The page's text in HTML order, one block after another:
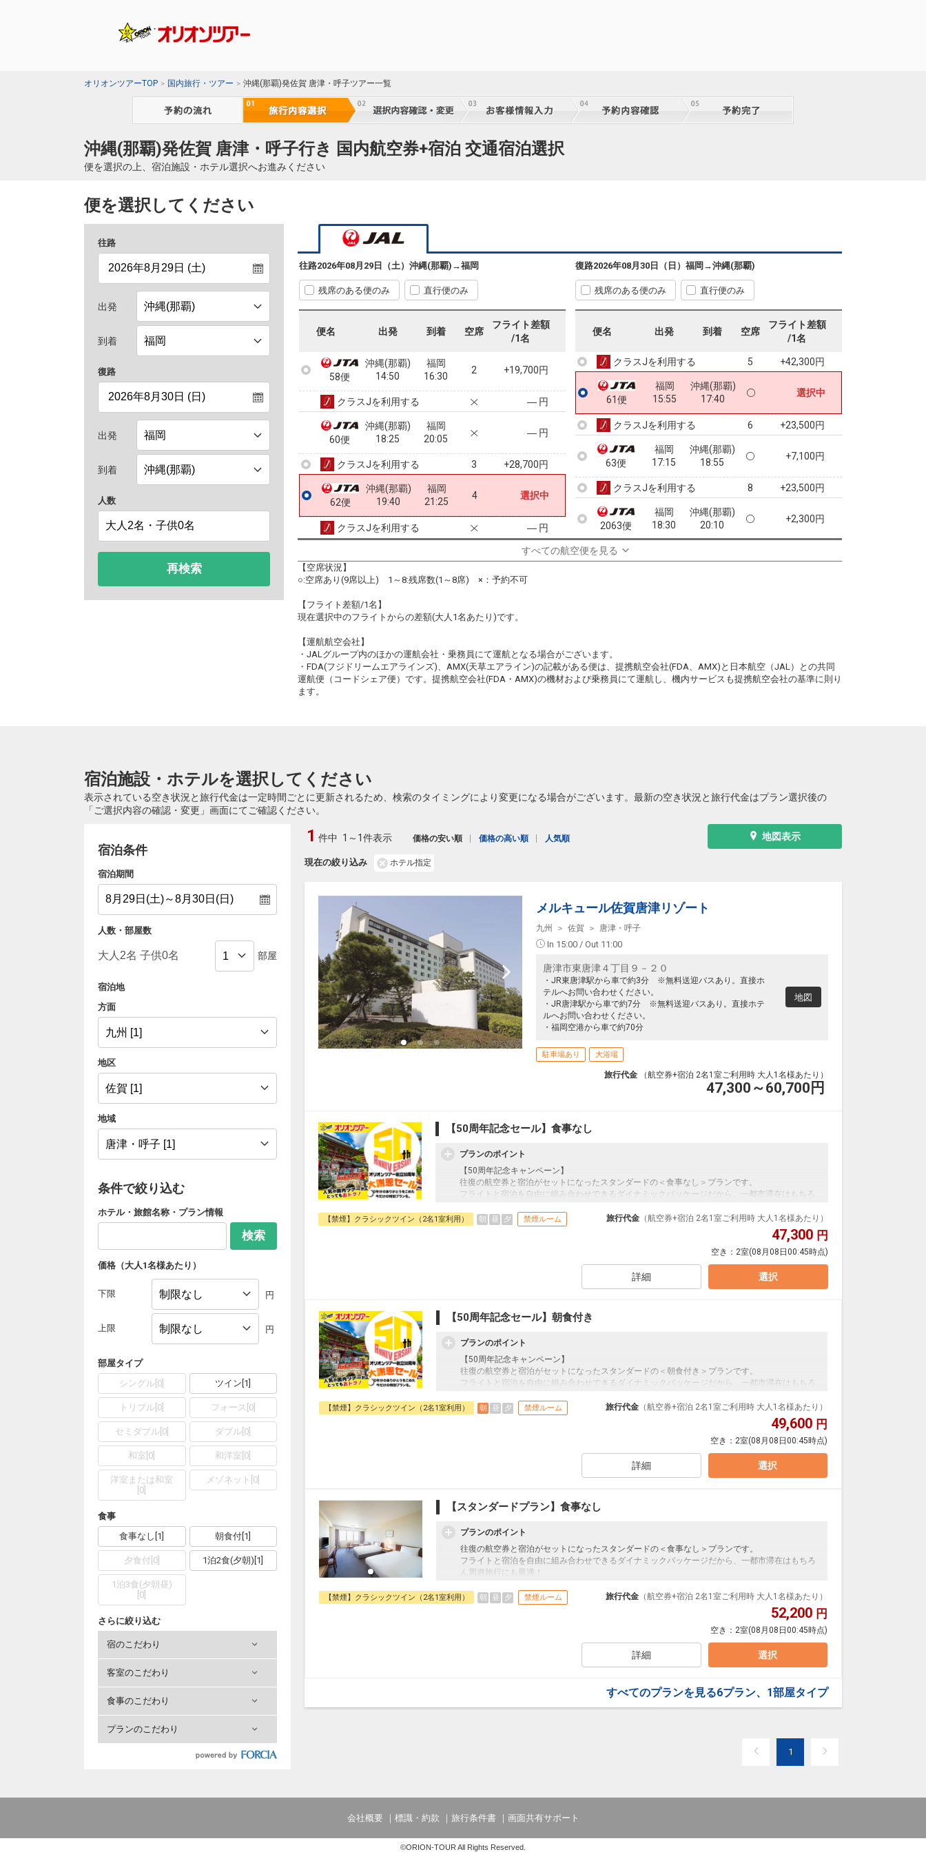
オリオンツアーTOP 国内旅行・ツアー 沖縄(那覇)発佐賀 唐津・呼子ツアー一覧
沖縄(那覇)発佐賀 唐津・呼子行き 国内航空券+宿泊 交通宿泊選択
便を選択の上、宿泊施設・ホテル選択へお進みください
便を選択してください
往路
出発
到着
復路
出発
到着
人数
再検索
往路2026年08月29日（土） 沖縄(那覇) →福岡
残席のある便のみ 直行便のみ
便名 出発 到着 空席
フライト差額
/1名
沖縄(那覇)
12:10
54便
沖縄(那覇)
13:25
福岡
15:10
― 円
クラスJを利用する 3 +28,700円
58便
沖縄(那覇)
14:50
福岡
16:30
2 +19,700円
クラスJを利用する ― 円
60便
沖縄(那覇)
18:25
福岡
20:05
― 円
クラスJを利用する 3 +28,700円
62便
沖縄(那覇)
19:40
福岡
21:25
4 選択中
クラスJを利用する ― 円
復路2026年08月30日（日） 福岡 →沖縄(那覇)
残席のある便のみ 直行便のみ
便名 出発 到着 空席
フライト差額
/1名
福岡
09:35
沖縄(那覇)
11:15
クラスJを利用する 3
57便
12:55
沖縄(那覇)
14:45
+16,900円
クラスJを利用する 5 +42,300円
61便
福岡
15:55
沖縄(那覇)
17:40
選択中
クラスJを利用する 6 +23,500円
63便
福岡
17:15
沖縄(那覇)
18:55
+7,100円
クラスJを利用する 8 +23,500円
2063便
福岡
18:30
沖縄(那覇)
20:10
+2,300円
クラスJを利用する
すべての航空便を見る
【空席状況】
○:空席あり(9席以上) 1～8:残席数(1～8席) ×：予約不可
【フライト差額/1名】
現在選択中のフライトからの差額(大人1名あたり)です。
【運航航空会社】
・JALグループ内のほかの運航会社・乗務員にて運航となる場合がございます。
・FDA(フジドリームエアラインズ)、AMX(天草エアライン)の記載がある便は、提携航空会社(FDA、AMX)と日本航空（JAL）との共同
運航便（コードシェア便）です。提携航空会社(FDA・AMX)の機材および乗務員にて運航し、機内サービスも提携航空会社の基準に則り
ます。
宿泊施設・ホテルを選択してください
表示されている空き状況と旅行代金は一定時間ごとに更新されるため、検索のタイミングにより変更になる場合がございます。最新の空き状況と旅行代金はプラン選択後の
「ご選択内容の確認・変更」画面にてご確認ください。
宿泊条件
宿泊期間
人数・部屋数
部屋
宿泊地
方面
地区
地域
条件で絞り込む
ホテル・旅館名称・プラン情報
検索
価格（大人1名様あたり）
下限 円
上限 円
部屋タイプ
シングル 0 ツイン 1
トリプル 0 フォース 0]
セミダブル[ 0] ダブル 0
和室 0 和洋室 0
洋室または和室
0
メゾネット 0
食事
食事なし 1 朝食付 1
夕食付 0] 1泊2食(夕朝) 1
1泊3食(夕朝昼)
0
さらに絞り込む
宿のこだわり
客室のこだわり
食事のこだわり
プランのこだわり
地図表示
現在の絞り込み ホテル指定
1 件中 1～1件表示 価格の安い順 価格の高い順 人気順
メルキュール佐賀唐津リゾート
九州 佐賀 唐津・呼子
In 15:00 / Out 11:00
唐津市東唐津４丁目９－２０
・JR東唐津駅から車で約3分 ※無料送迎バスあり。直接ホ
テルへお問い合わせください。
・JR唐津駅から車で約7分 ※無料送迎バスあり。直接ホテ
ルへお問い合わせください。
・福岡空港から車で約70分
地図
駐車場あり 大浴場
旅行代金 （航空券+宿泊 2名1室ご利用時 大人1名様あたり）
47,300～60,700 円
【50周年記念セール】食事なし
プランのポイント
【50周年記念キャンペーン】
往復の航空券と宿泊がセットになったスタンダードの＜食事なし＞プランです。
フライトと宿泊を自由に組み合わせできるダイナミックパッケージだから、一都市滞在はもちろ
旅行期間中の1泊だけの宿泊や延泊・飛び泊なども自由自在です。
JALマイレージ会員の方にはフライトマイルが50%貯まります。
広々とした内湯とサウナ・水風呂を完備したリフレッシュ空間です。
また、リラクゼーションラウンジでは、湯上がりに厳選された甘酒やお茶などを飲んでくつろぐ
■送迎のご案内
詳しくはホテルへお問い合わせください。
■施設使用料のご案内
添い寝幼児（0～6歳の未就学児）は、現地にて施設使用料がかります。お1人様1泊あたり1,100円
【禁煙】クラシックツイン（2名1室利用） 朝 昼 夕 禁煙ルーム 旅行代金 （航空券+宿泊 2名1室ご利用時 大人1名様あたり）
47,300 円
空き： 2室(08月08日00:45時点)
詳細 選択
【50周年記念セール】朝食付き
プランのポイント
【50周年記念キャンペーン】
往復の航空券と宿泊がセットになったスタンダードの＜朝食付き＞プランです。
フライトと宿泊を自由に組み合わせできるダイナミックパッケージだから、一都市滞在はもちろ
旅行期間中の1泊だけの宿泊や延泊・飛び泊なども自由自在です。
JALマイレージ会員の方にはフライトマイルが50%貯まります。
佐賀県産食材をふんだんに取り入れたこだわりの和洋ビュッフェ（バイキング）形式です。
ホテルメイドのクロワッサンやチェリーデニッシュなどのパンが、口コミなどでも高評価です。
□時間：06:30～09:30（ラストオーダー09:00)
■大浴場のご案内
広々とした内湯とサウナ・水風呂を完備したリフレッシュ空間です。
ことができます。
□営業時間：15:00～23:00/翌朝06:00～10:00
■送迎のご案内
詳しくはホテルへお問い合わせください。
添い寝幼児（0～6歳の未就学児）は、現地にて施設使用料がかります。お1人様1泊あたり1,100
【禁煙】クラシックツイン（2名1室利用） 朝 昼 夕 禁煙ルーム 旅行代金 （航空券+宿泊 2名1室ご利用時 大人1名様あたり）
49,600 円
空き： 2室(08月08日00:45時点)
詳細 選択
【スタンダードプラン】食事なし
プランのポイント
往復の航空券と宿泊がセットになったスタンダードの＜食事なし＞プランです。
フライトと宿泊を自由に組み合わせできるダイナミックパッケージだから、一都市滞在はもちろ
ん周遊旅行にも最適！
JALマイレージ会員の方にはフライトマイルが50%貯まります。
広々とした内湯とサウナ・水風呂を完備したリフレッシュ空間です。
また、リラクゼーションラウンジでは、湯上がりに厳選された甘酒やお茶などを飲んでくつろぐ
□営業時間：15:00～23:00/翌朝06:00～10:00
東唐津駅・唐津駅とホテル間を結ぶ無料送迎バスが運行されています。
添い寝幼児（0～6歳の未就学児）は、現地にて施設使用料がかります。お1人様1泊あたり1,100
【禁煙】クラシックツイン（2名1室利用） 朝 昼 夕 禁煙ルーム 旅行代金 （航空券+宿泊 2名1室ご利用時 大人1名様あたり）
52,200 円
空き： 2室(08月08日00:45時点)
詳細 選択
すべてのプランを見る6プラン、1部屋タイプ
1
会社概要 標識・約款 旅行条件書 画面共有サポート
©ORION-TOUR All Rights Reserved.